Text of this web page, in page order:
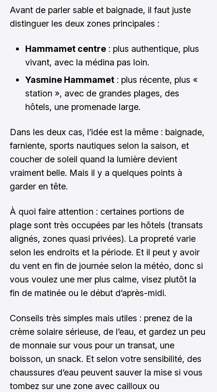
Avant de parler sable et baignade, il faut juste
distinguer les deux zones principales :
Hammamet centre : plus authentique, plus
vivant, avec la médina pas loin.
Yasmine Hammamet : plus récente, plus «
station », avec de grandes plages, des
hôtels, une promenade large.
Dans les deux cas, l’idée est la même : baignade,
farniente, sports nautiques selon la saison, et
coucher de soleil quand la lumière devient
vraiment belle. Mais il y a quelques points à
garder en tête.
À quoi faire attention : certaines portions de
plage sont très occupées par les hôtels (transats
alignés, zones quasi privées). La propreté varie
selon les endroits et la période. Et il peut y avoir
du vent en fin de journée selon la météo, donc si
vous voulez une mer plus calme, visez plutôt la
fin de matinée ou le début d’après-midi.
Conseils très simples mais utiles : prenez de la
crème solaire sérieuse, de l’eau, et gardez un peu
de monnaie sur vous pour un transat, une
boisson, un snack. Et selon votre sensibilité, des
chaussures d’eau peuvent sauver la mise si vous
tombez sur une zone avec cailloux ou